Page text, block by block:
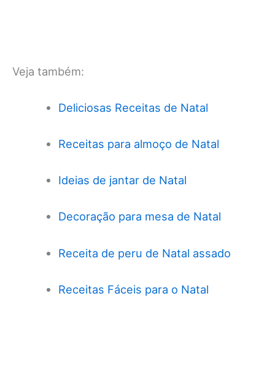
Veja também:
Deliciosas Receitas de Natal
Receitas para almoço de Natal
Ideias de jantar de Natal
Decoração para mesa de Natal
Receita de peru de Natal assado
Receitas Fáceis para o Natal